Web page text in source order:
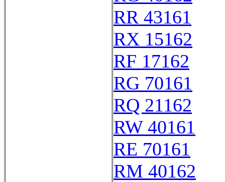
RR 43161
RX 15162
RF 17162
RG 70161
RQ 21162
RW 40161
RE 70161
RM 40162